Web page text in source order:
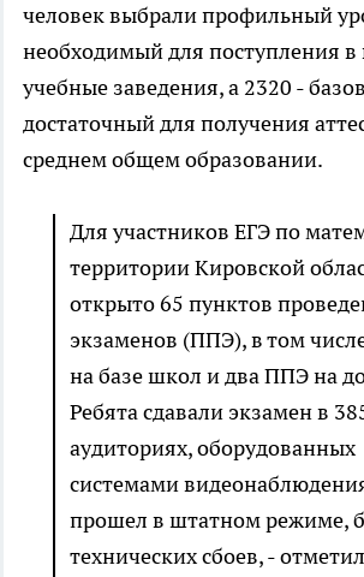
человек выбрали профильный
необходимый для поступления
учебные заведения, а 2320 -
достаточный для получения
среднем общем образовании.
Для участников ЕГЭ по
территории Кировской
открыто 65 пунктов
экзаменов (ППЭ), в том
на базе школ и два ППЭ на
Ребята сдавали экзамен в
аудиториях, оборудованных
системами
прошел в штатном режиме,
технических сбоев, -